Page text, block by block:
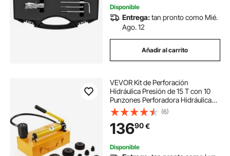
Disponible
Entrega:tan pronto como Mié.
Ago. 12
Añadir al carrito
VEVOR Kit de Perforación
Hidráulica Presión de 15 T con 10
Punzones Perforadora Hidráulica
Manual con Maletín Portátil Kit de
Perforadora Hidráulica 22-114 mm
para Metal Acero Aluminio Plástico
(6)
13690€
Disponible